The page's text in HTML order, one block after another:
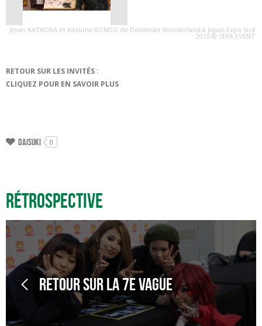
Jinsei KATAOKA et Kazuma KONDO de Deadman Wonderland à Japan Expo Sud
2015 © SEFA EVENT
RETOUR SUR LES INVITÉS :
CLIQUEZ POUR EN SAVOIR PLUS
Daisuki 0
Rétrospective
Retour sur la 7e Vague